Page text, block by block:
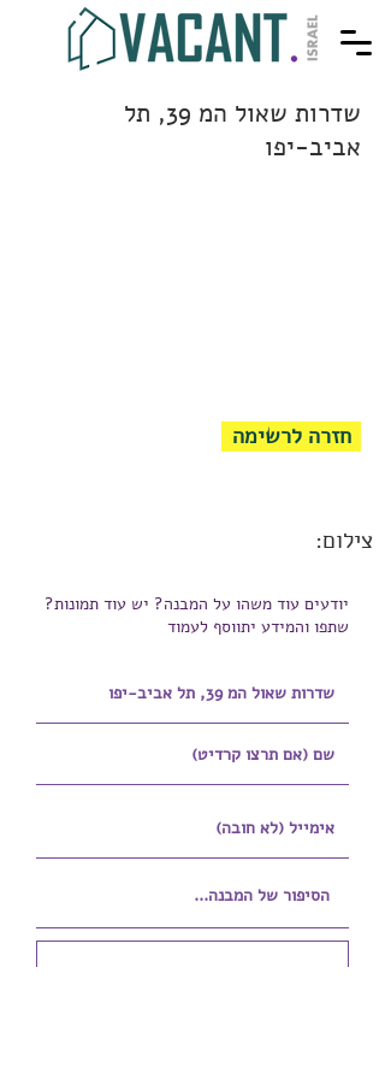
שדרות שאול המ 39, תל
אביב-יפו
חזרה לרשימה
צילום:
יודעים עוד משהו על המבנה? יש עוד תמונות?
שתפו והמידע יתווסף לעמוד